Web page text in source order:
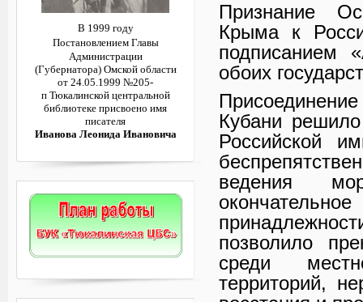
Признание
Крыма к
подписанием
обоих
Кубани
Российской
ведения
позволило
среди
территорий,
В 1999 году
Постановлением Главы
Администрации
(Губернатора) Омской области
от 24.05.1999 №205-
п Тюкалинской центральной
библиотеке присвоено имя
писателя
Иванова Леонида Ивановича